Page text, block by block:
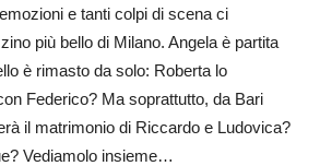
e tanti colpi di scena ci
più bello di Milano. Angela è partita
è rimasto da solo: Roberta lo
Federico? Ma soprattutto, da Bari
il matrimonio di Riccardo e Ludovica?
Vediamolo insieme…